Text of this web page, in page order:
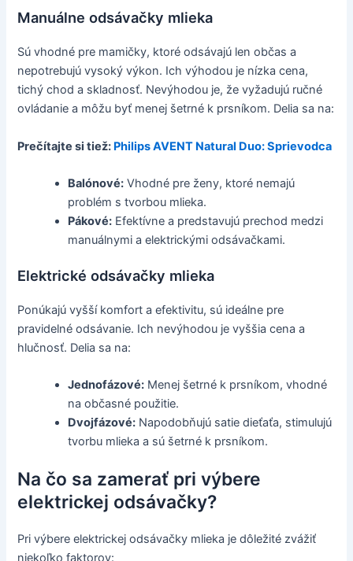
Manuálne odsávačky mlieka
Sú vhodné pre mamičky, ktoré odsávajú len občas a
nepotrebujú vysoký výkon. Ich výhodou je nízka cena,
tichý chod a skladnosť. Nevýhodou je, že vyžadujú ručné
ovládanie a môžu byť menej šetrné k prsníkom. Delia sa na:
Prečítajte si tiež: Philips AVENT Natural Duo: Sprievodca
Balónové: Vhodné pre ženy, ktoré nemajú
problém s tvorbou mlieka.
Pákové: Efektívne a predstavujú prechod medzi
manuálnymi a elektrickými odsávačkami.
Elektrické odsávačky mlieka
Ponúkajú vyšší komfort a efektivitu, sú ideálne pre
pravidelné odsávanie. Ich nevýhodou je vyššia cena a
hlučnosť. Delia sa na:
Jednofázové: Menej šetrné k prsníkom, vhodné
na občasné použitie.
Dvojfázové: Napodobňujú satie dieťaťa, stimulujú
tvorbu mlieka a sú šetrné k prsníkom.
Na čo sa zamerať pri výbere
elektrickej odsávačky?
Pri výbere elektrickej odsávačky mlieka je dôležité zvážiť
niekoľko faktorov: